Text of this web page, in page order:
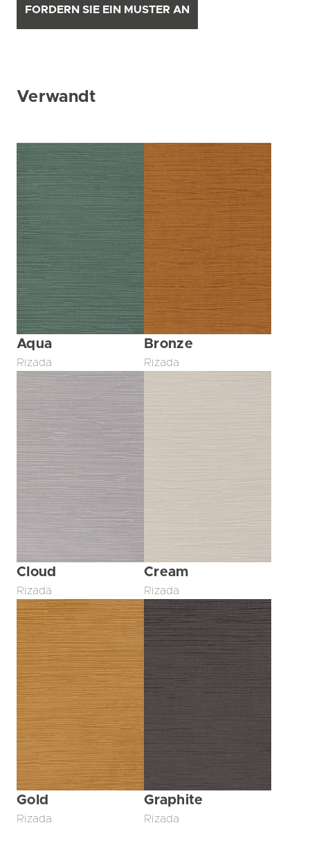
FORDERN SIE EIN MUSTER AN
Verwandt
Aqua
Rizada
Bronze
Rizada
Cloud
Rizada
Cream
Rizada
Gold
Rizada
Graphite
Rizada